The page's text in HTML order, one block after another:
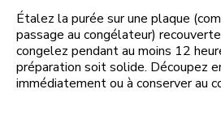
Étalez la purée sur une plaque
passage au congélateur)
congelez pendant au moins 12
préparation soit solide. Découpez
immédiatement ou à conserver au